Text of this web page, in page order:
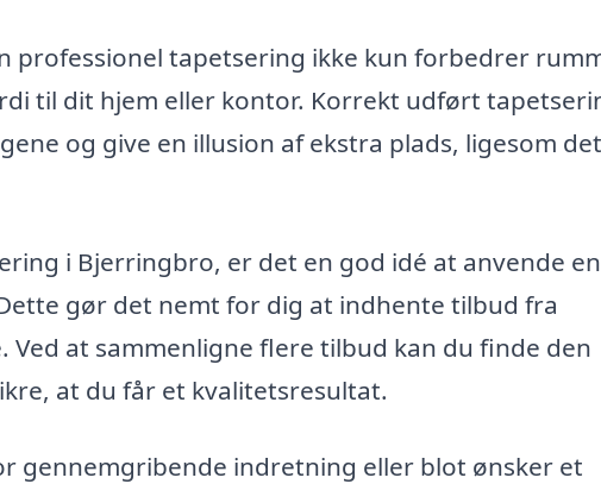
tapetsering ikke kun forbedrer
til dit hjem eller kontor. Korrekt udført
og give en illusion af ekstra plads, ligesom
i Bjerringbro, er det en god idé at anvende en
gør det nemt for dig at indhente tilbud fra
at sammenligne flere tilbud kan du finde den
at du får et kvalitetsresultat.
gennemgribende indretning eller blot ønsker et